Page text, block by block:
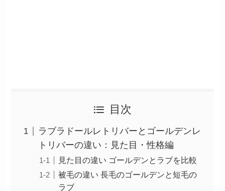
目次
ラブラドールレトリバーとゴールデンレ
トリバーの違い：見た目・性格編
見た目の違い ゴールデンとラブを比較
被毛の違い 長毛のゴールデンと短毛の
ラブ